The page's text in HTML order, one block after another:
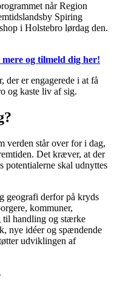
når Region
Spiring
i Holstebro lørdag den.
mere og tilmeld dig her!
der er engagerede i at få
og kaste liv af sig.
verden står over for i dag,
Det kræver, at der
potentialerne skal udnyttes
geografi derfor på kryds
kommuner,
til handling og stærke
nye idéer og spændende
udviklingen af